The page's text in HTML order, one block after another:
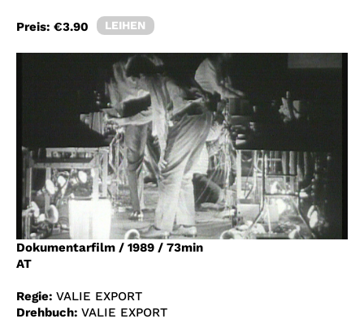
Gutscheine
& Filmpässe
Account
Suche
Preis: €3.90 LEIHEN
Dokumentarfilm / 1989 / 73min
AT
Regie: VALIE EXPORT
Drehbuch: VALIE EXPORT